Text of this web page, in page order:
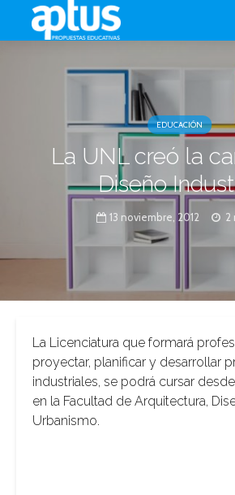
EDUCACIÓN
La UNL creó la
Diseño
13 noviembre, 2012 2
La Licenciatura que formará
proyectar, planificar y desarrollar
industriales, se podrá cursar
en la Facultad de Arquitectura,
Urbanismo.